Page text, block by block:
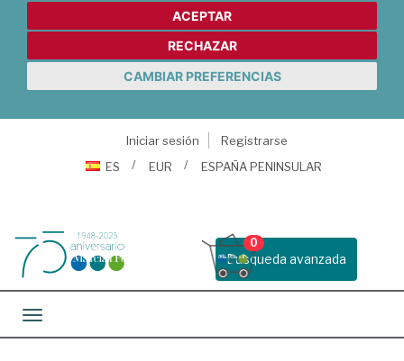
ACEPTAR
RECHAZAR
CAMBIAR PREFERENCIAS
Iniciar sesión
Registrarse
ES
EUR ESPAÑA PENINSULAR
Busqueda avanzada
0
Toggle navigation